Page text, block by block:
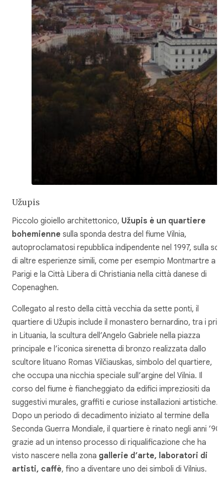
Užupis
Piccolo gioiello architettonico, Užupis è un quartiere
bohemienne sulla sponda destra del fiume Vilnia,
autoproclamatosi repubblica indipendente nel 1997, sulla
di altre esperienze simili, come per esempio Montmartre a
Parigi e la Città Libera di Christiania nella città danese di
Copenaghen.
Collegato al resto della città vecchia da sette ponti, il
quartiere di Užupis include il monastero bernardino, tra i
in Lituania, la scultura dell’Angelo Gabriele nella piazza
principale e l’iconica sirenetta di bronzo realizzata dallo
scultore lituano Romas Vilčiauskas, simbolo del quartiere,
che occupa una nicchia speciale sull’argine del Vilnia. Il
corso del fiume è fiancheggiato da edifici impreziositi da
suggestivi murales, graffiti e curiose installazioni artistiche.
Dopo un periodo di decadimento iniziato al termine della
Seconda Guerra Mondiale, il quartiere è rinato negli anni ’90
grazie ad un intenso processo di riqualificazione che ha
visto nascere nella zona gallerie d’arte, laboratori di
artisti, caffè, fino a diventare uno dei simboli di Vilnius.